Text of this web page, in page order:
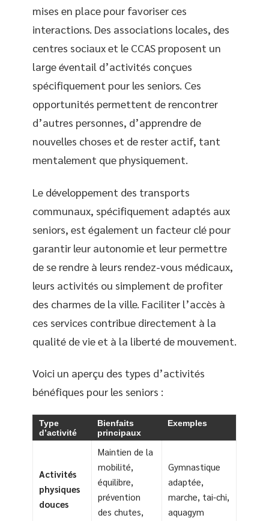
mises en place pour favoriser ces
interactions. Des associations locales, des
centres sociaux et le CCAS proposent un
large éventail d’activités conçues
spécifiquement pour les seniors. Ces
opportunités permettent de rencontrer
d’autres personnes, d’apprendre de
nouvelles choses et de rester actif, tant
mentalement que physiquement.
Le développement des transports
communaux, spécifiquement adaptés aux
seniors, est également un facteur clé pour
garantir leur autonomie et leur permettre
de se rendre à leurs rendez-vous médicaux,
leurs activités ou simplement de profiter
des charmes de la ville. Faciliter l’accès à
ces services contribue directement à la
qualité de vie et à la liberté de mouvement.
Voici un aperçu des types d’activités
bénéfiques pour les seniors :
Type
d’activité
Bienfaits
principaux
Exemples
Activités
physiques
douces
Maintien de la
mobilité,
équilibre,
prévention
des chutes,
Gymnastique
adaptée,
marche, tai-chi,
aquagym